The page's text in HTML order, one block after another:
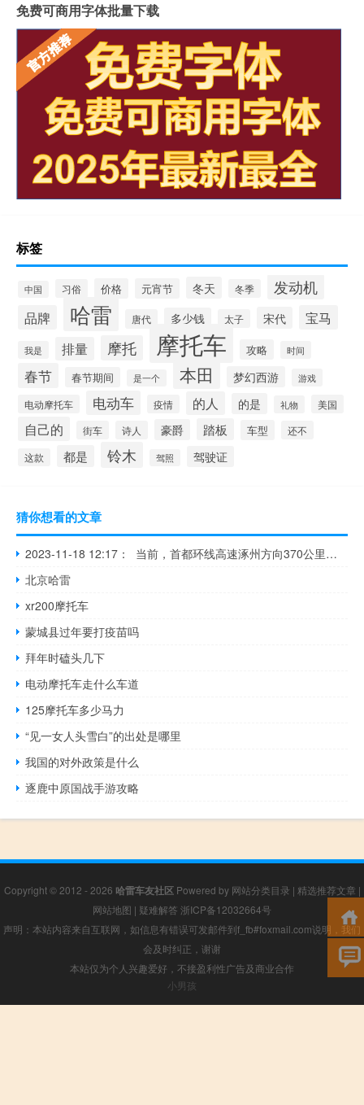
免费可商用字体批量下载
标签
中国 习俗 价格 元宵节 冬天 冬季 发动机
品牌 哈雷 唐代 多少钱 太子 宋代 宝马
我是 排量 摩托 摩托车 攻略 时间
春节 春节期间 是一个 本田 梦幻西游 游戏
电动摩托车 电动车 疫情 的人 的是 礼物 美国
自己的 街车 诗人 豪爵 踏板 车型 还不
这款 都是 铃木 驾照 驾驶证
猜你想看的文章
2023-11-18 12:17： 当前，首都环线高速涿州方向370公里北龙门隧道内，一辆货车发生自燃事故，交警、消防等部门已到现场处置。因隧道内仍有烟雾，目前隧道双向无法通行。请广大驾驶员合理规划行车路线，注意行车安全。​​​
北京哈雷
xr200摩托车
蒙城县过年要打疫苗吗
拜年时磕头几下
电动摩托车走什么车道
125摩托车多少马力
“见一女人头雪白”的出处是哪里
我国的对外政策是什么
逐鹿中原国战手游攻略
Copyright © 2012 - 2026 哈雷车友社区Powered by 网站分类目录 | 精选推荐文章 |
网站地图 | 疑难解答 浙ICP备12032664号
声明：本站内容来自互联网，如信息有错误可发邮件到f_fb#foxmail.com说明，我们
会及时纠正，谢谢
本站仅为个人兴趣爱好，不接盈利性广告及商业合作
小男孩